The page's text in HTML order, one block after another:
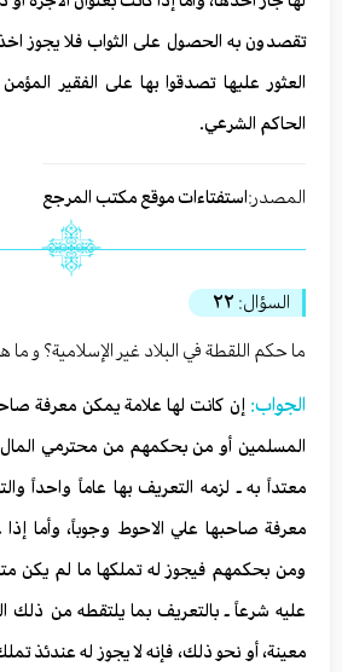
تقصدون به الحصول على الثواب فلا يجوز
العثور عليها تصدقوا بها على الفقير
الحاكم الشرعي.
المصدر:استفتاءات موقع مكتب المرجع
السؤال: ٢٢
ما حكم اللقطة في البلاد غير الإسلامية؟ و
الجواب: إن كانت لها علامة يمكن معرفة
المسلمين أو من بحكمهم من محترمي
معتداً به ـ لزمه التعريف بها عاماً واحداً
معرفة صاحبها علي الاحوط وجوباً، وأما إذا
ومن بحكمهم فيجوز له تملكها ما لم يكن
عليه شرعاً ـ بالتعريف بما يلتقطه من ذلك
معينة، أو نحو ذلك، فإنه لا يجوز له عندئذ